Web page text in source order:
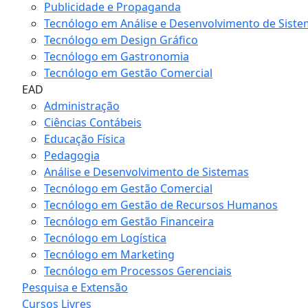
Publicidade e Propaganda
Tecnólogo em Análise e Desenvolvimento de
Tecnólogo em Design Gráfico
Tecnólogo em Gastronomia
Tecnólogo em Gestão Comercial
EAD
Administração
Ciências Contábeis
Educação Física
Pedagogia
Análise e Desenvolvimento de Sistemas
Tecnólogo em Gestão Comercial
Tecnólogo em Gestão de Recursos Humanos
Tecnólogo em Gestão Financeira
Tecnólogo em Logística
Tecnólogo em Marketing
Tecnólogo em Processos Gerenciais
Pesquisa e Extensão
Cursos Livres